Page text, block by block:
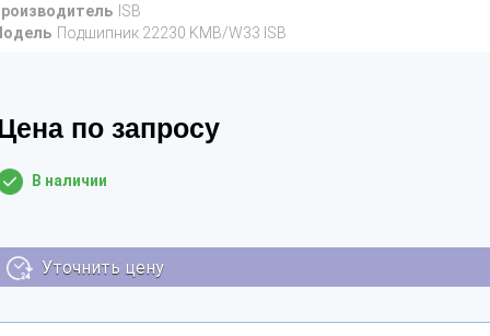
ISB
Подшипник 22230 KMB/W33 ISB
по запросу
В наличии
Уточнить цену